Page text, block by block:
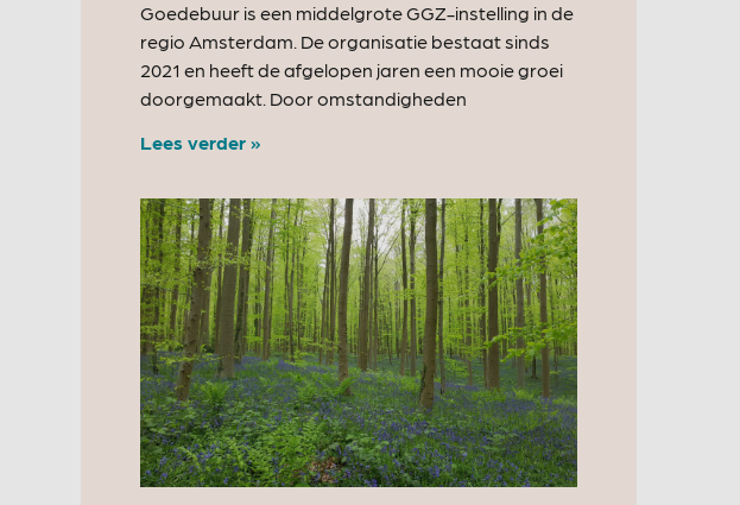
Goedebuur is een middelgrote GGZ-instelling in de
regio Amsterdam. De organisatie bestaat sinds
2021 en heeft de afgelopen jaren een mooie groei
doorgemaakt. Door omstandigheden
Lees verder »